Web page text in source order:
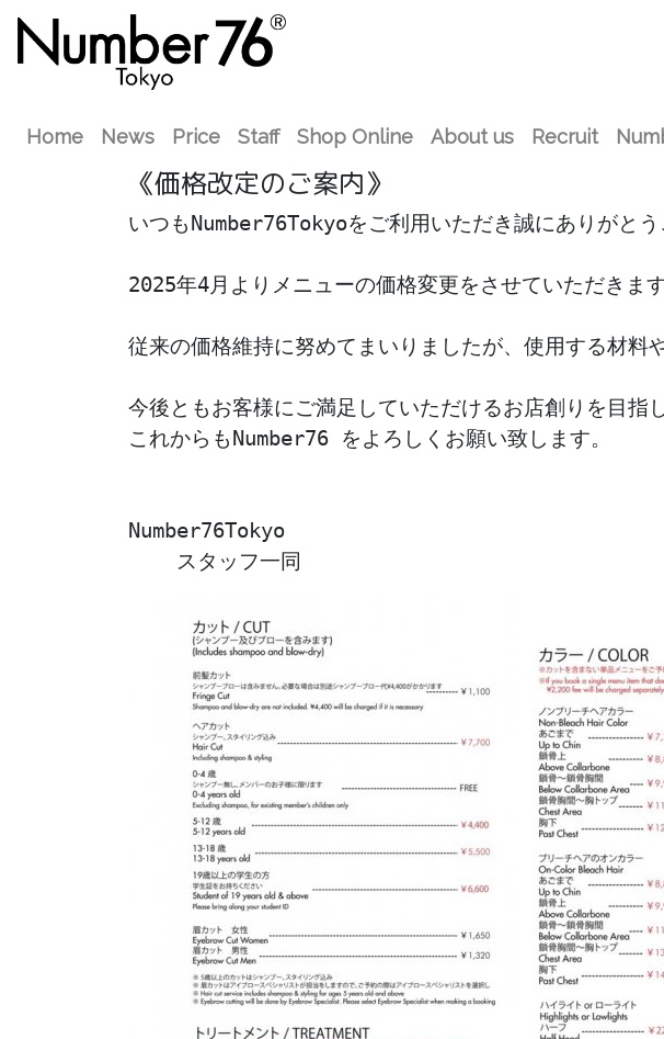
Home News Price Staff Shop Online About us Recruit
《価格改定のご案内》
いつもNumber76Tokyoをご利用いただき誠にありがとう
2025年4月よりメニューの価格変更をさせていただきます
従来の価格維持に努めてまいりましたが、使用する材
今後ともお客様にご満足していただけるお店創りを目
これからもNumber76 をよろしくお願い致します。
Number76Tokyo
スタッフ一同